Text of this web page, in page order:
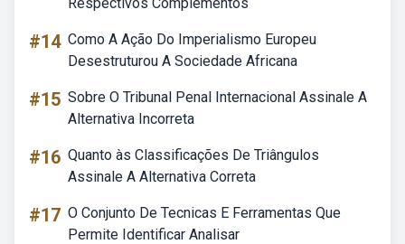
#14 Como A Ação Do Imperialismo Europeu
Desestruturou A Sociedade Africana
#15 Sobre O Tribunal Penal Internacional Assinale A
Alternativa Incorreta
#16 Quanto às Classificações De Triângulos
Assinale A Alternativa Correta
#17 O Conjunto De Tecnicas E Ferramentas Que
Permite Identificar Analisar